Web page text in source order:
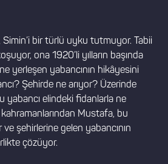
Simin’i bir türlü uyku tutmuyor. Tabii
ona 1920’li yılların başında
yerleşen yabancının hikâyesini
Şehirde ne arıyor? Üzerinde
yabancı elindeki fidanlarla ne
Mustafa, bu
şehirlerine gelen yabancının
çözüyor.